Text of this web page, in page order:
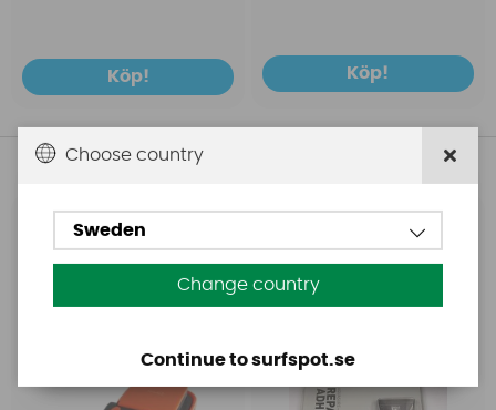
Köp! Köp!
Andra köpte även
Choose country
Sweden
Change country
Continue to surfspot.se